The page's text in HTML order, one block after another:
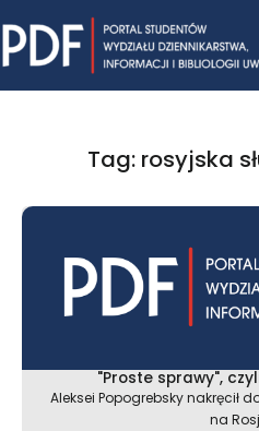
to
content
Tag: rosyjska
"Proste sprawy",
Aleksei Popogrebsky nakręcił
na